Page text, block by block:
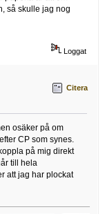
så skulle jag nog
Loggat
Citera
osäker på om
CP som synes.
på mig direkt
till hela
att jag har plockat